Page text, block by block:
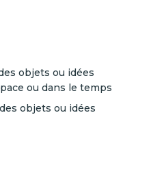
objets ou idées
ou dans le temps
objets ou idées